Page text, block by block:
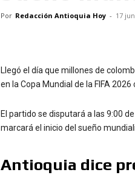
Por Redacción Antioquia Hoy - 17
Llegó el día que millones de
en la Copa Mundial de la FIFA
El partido se disputará a las 9:00
marcará el inicio del sueño
Antioquia dice